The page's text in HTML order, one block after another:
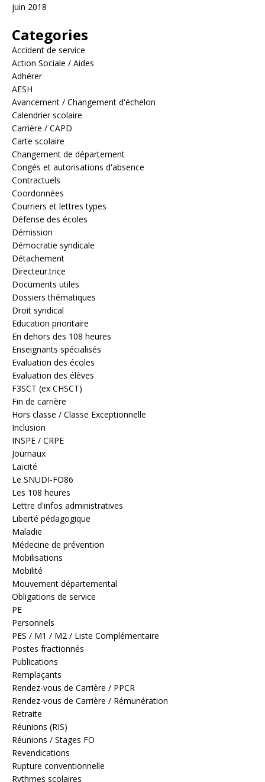
juin 2018
Categories
Accident de service
Action Sociale / Aides
Adhérer
AESH
Avancement / Changement d'échelon
Calendrier scolaire
Carrière / CAPD
Carte scolaire
Changement de département
Congés et autorisations d'absence
Contractuels
Coordonnées
Courriers et lettres types
Défense des écoles
Démission
Démocratie syndicale
Détachement
Directeur.trice
Documents utiles
Dossiers thématiques
Droit syndical
Education prioritaire
En dehors des 108 heures
Enseignants spécialisés
Evaluation des écoles
Evaluation des élèves
F3SCT (ex CHSCT)
Fin de carrière
Hors classe / Classe Exceptionnelle
Inclusion
INSPE / CRPE
Journaux
Laïcité
Le SNUDI-FO86
Les 108 heures
Lettre d'infos administratives
Liberté pédagogique
Maladie
Médecine de prévention
Mobilisations
Mobilité
Mouvement départemental
Obligations de service
PE
Personnels
PES / M1 / M2 / Liste Complémentaire
Postes fractionnés
Publications
Remplaçants
Rendez-vous de Carrière / PPCR
Rendez-vous de Carrière / Rémunération
Retraite
Réunions (RIS)
Réunions / Stages FO
Revendications
Rupture conventionnelle
Rythmes scolaires